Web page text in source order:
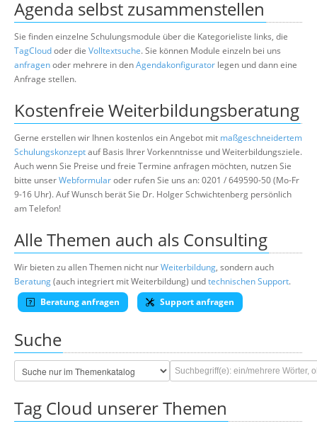
Agenda selbst zusammenstellen
Sie finden einzelne Schulungsmodule über die Kategorieliste links, die
TagCloudoder die Volltextsuche. Sie können Module einzeln bei uns
anfragenoder mehrere in denAgendakonfigurator legen und dann eine
Anfrage stellen.
Kostenfreie Weiterbildungsberatung
Gerne erstellen wir Ihnen kostenlos ein Angebot mit maßgeschneidertem
Schulungskonzeptauf Basis Ihrer Vorkenntnisse und Weiterbildungsziele.
Auch wenn Sie Preise und freie Termine anfragen möchten, nutzen Sie
bitte unserWebformularoder rufen Sie uns an: 0201 / 649590-50 (Mo-Fr
9-16 Uhr). Auf Wunsch berät Sie Dr. Holger Schwichtenberg persönlich
am Telefon!
Alle Themen auch als Consulting
Wir bieten zu allen Themen nicht nurWeiterbildung, sondern auch
Beratung(auch integriert mit Weiterbildung) undtechnischen Support.
Beratung anfragen
Support anfragen
Suche
Tag Cloud unserer Themen